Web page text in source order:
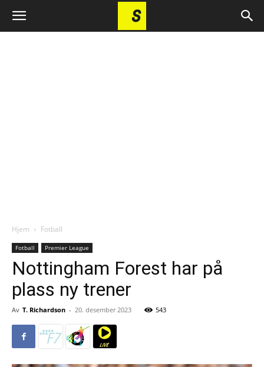
Hjem Fotball
Fotball Premier League
Nottingham Forest har på
plass ny trener
Av T. Richardson - 20. desember 2023 543